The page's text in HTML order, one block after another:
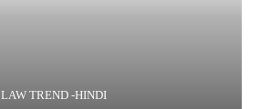
LAW TREND -HINDI